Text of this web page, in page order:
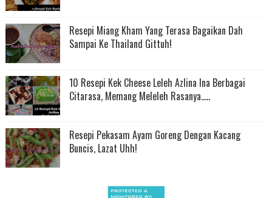
Resepi Miang Kham Yang Terasa Bagaikan Dah
Sampai Ke Thailand Gittuh!
10 Resepi Kek Cheese Leleh Azlina Ina Berbagai
Citarasa, Memang Meleleh Rasanya.....
Resepi Pekasam Ayam Goreng Dengan Kacang
Buncis, Lazat Uhh!